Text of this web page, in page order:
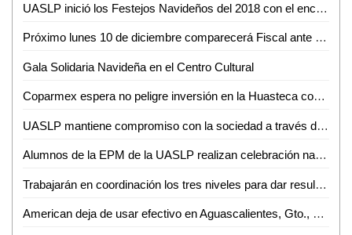
UASLP inició los Festejos Navideños del 2018 con el encendido del Patio del Edificio Central
Próximo lunes 10 de diciembre comparecerá Fiscal ante Diputados
Gala Solidaria Navideña en el Centro Cultural
Coparmex espera no peligre inversión en la Huasteca con llegada de AMLO
UASLP mantiene compromiso con la sociedad a través del trabajo del voluntariado
Alumnos de la EPM de la UASLP realizan celebración navideña 2018
Trabajarán en coordinación los tres niveles para dar resultados: JM Carreras
American deja de usar efectivo en Aguascalientes, Gto., Hermosillo, Qro. y SLP